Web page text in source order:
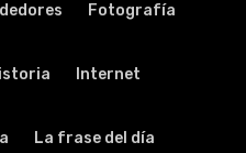
Fotografía
Internet
La frase del día